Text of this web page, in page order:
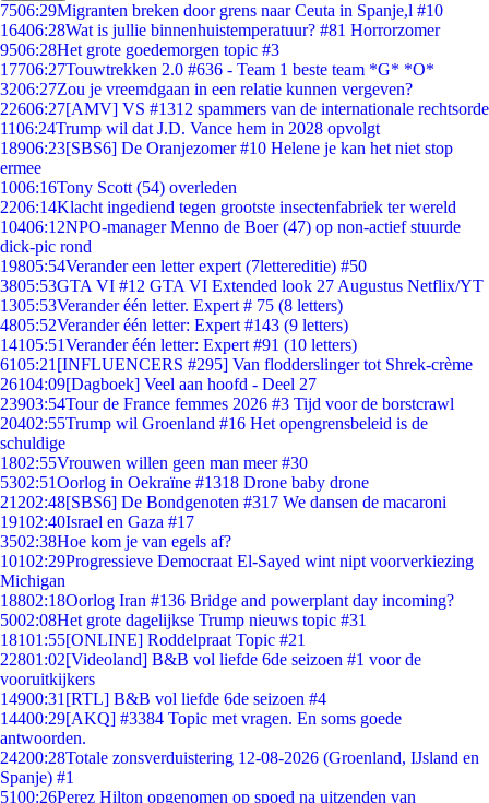
7506:29Migranten breken door grens naar Ceuta in Spanje,l #10
16406:28Wat is jullie binnenhuistemperatuur? #81 Horrorzomer
9506:28Het grote goedemorgen topic #3
17706:27Touwtrekken 2.0 #636 - Team 1 beste team *G* *O*
3206:27Zou je vreemdgaan in een relatie kunnen vergeven?
22606:27[AMV] VS #1312 spammers van de internationale rechtsorde
1106:24Trump wil dat J.D. Vance hem in 2028 opvolgt
18906:23[SBS6] De Oranjezomer #10 Helene je kan het niet stop
ermee
1006:16Tony Scott (54) overleden
2206:14Klacht ingediend tegen grootste insectenfabriek ter wereld
10406:12NPO-manager Menno de Boer (47) op non-actief stuurde
dick-pic rond
19805:54Verander een letter expert (7lettereditie) #50
3805:53GTA VI #12 GTA VI Extended look 27 Augustus Netflix/YT
1305:53Verander één letter. Expert # 75 (8 letters)
4805:52Verander één letter: Expert #143 (9 letters)
14105:51Verander één letter: Expert #91 (10 letters)
6105:21 [INFLUENCERS #295] Van flodderslinger tot Shrek-crème
26104:09[Dagboek] Veel aan hoofd - Deel 27
23903:54Tour de France femmes 2026 #3 Tijd voor de borstcrawl
20402:55Trump wil Groenland #16 Het opengrensbeleid is de
schuldige
1802:55Vrouwen willen geen man meer #30
5302:51Oorlog in Oekraïne #1318 Drone baby drone
21202:48[SBS6] De Bondgenoten #317 We dansen de macaroni
19102:40Israel en Gaza #17
3502:38Hoe kom je van egels af?
10102:29Progressieve Democraat El-Sayed wint nipt voorverkiezing
Michigan
18802:18Oorlog Iran #136 Bridge and powerplant day incoming?
5002:08Het grote dagelijkse Trump nieuws topic #31
18101:55[ONLINE] Roddelpraat Topic #21
22801:02[Videoland] B&B vol liefde 6de seizoen #1 voor de
vooruitkijkers
14900:31 [RTL] B&B vol liefde 6de seizoen #4
14400:29[AKQ] #3384 Topic met vragen. En soms goede
antwoorden.
24200:28Totale zonsverduistering 12-08-2026 (Groenland, IJsland en
Spanje) #1
5100:26Perez Hilton opgenomen op spoed na uitzenden van